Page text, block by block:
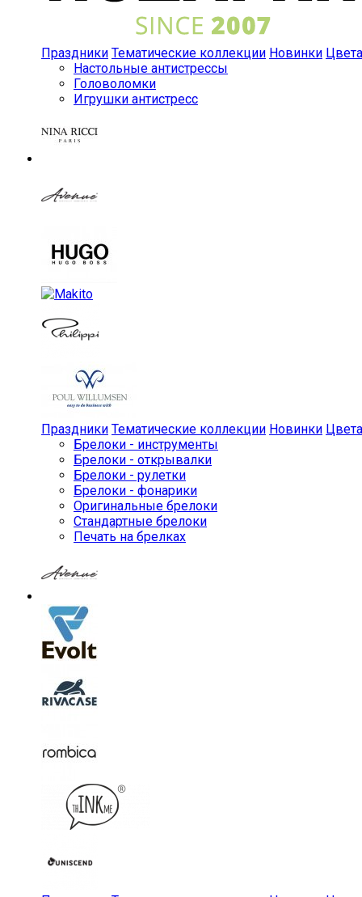
Праздники Тематические коллекции Новинки Цвета
Настольные антистрессы
Головоломки
Игрушки антистресс
Праздники Тематические коллекции Новинки Цвета
Брелоки - инструменты
Брелоки - открывалки
Брелоки - рулетки
Брелоки - фонарики
Оригинальные брелоки
Стандартные брелоки
Печать на брелках